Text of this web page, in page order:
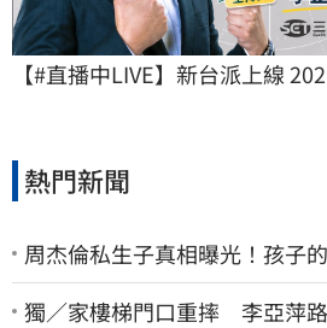
【#直播中LIVE】新台派上線
熱門新聞
周杰倫私生子真相曝光！孩子
獨／家樓梯門口重摔 李亞萍